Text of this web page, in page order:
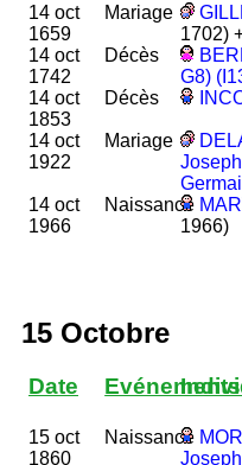
14 oct
1659
Mariage
1702)
14 oct
1742
Décès
G8)
14 oct
1853
Décès
14 oct
1922
Mariage
14 oct
1966
Naissance
1966)
15 Octobre
Date Evénements
15 oct
1860
Naissance